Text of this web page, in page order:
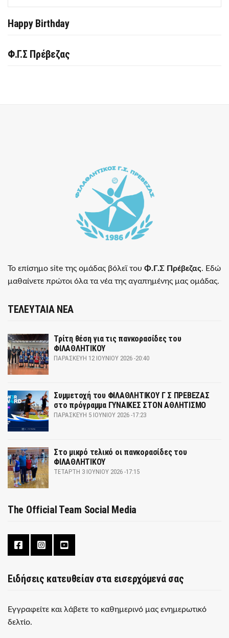
Happy Birthday
Φ.Γ.Σ Πρέβεζας
Το επίσημο site της ομάδας βόλεϊ του Φ.Γ.Σ Πρέβεζας. Εδώ
μαθαίνετε πρώτοι όλα τα νέα της αγαπημένης μας ομάδας.
ΤΕΛΕΥΤΑΙΑ ΝΕΑ
Τρίτη θέση για τις πανκορασίδες του
ΦΙΛΑΘΛΗΤΙΚΟΥ
ΠΑΡΑΣΚΕΥΉ 12 ΙΟΥΝΊΟΥ 2026 -20:40
Συμμετοχή του ΦΙΛΑΘΛΗΤΙΚΟΥ Γ Σ ΠΡΕΒΕΖΑΣ
στο πρόγραμμα ΓΥΝΑΙΚΕΣ ΣΤΟΝ ΑΘΛΗΤΙΣΜΟ
ΠΑΡΑΣΚΕΥΉ 5 ΙΟΥΝΊΟΥ 2026 -17:23
Στο μικρό τελικό οι πανκορασίδες του
ΦΙΛΑΘΛΗΤΙΚΟΥ
ΤΕΤΆΡΤΗ 3 ΙΟΥΝΊΟΥ 2026 -17:15
The Official Team Social Media
Ειδήσεις κατευθείαν στα εισερχόμενά σας
Εγγραφείτε και λάβετε το καθημερινό μας ενημερωτικό
δελτίο.